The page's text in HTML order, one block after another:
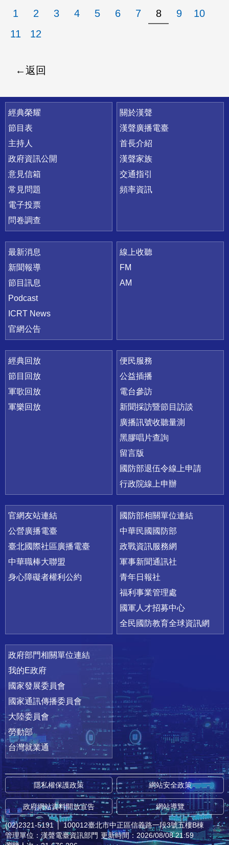
1 2 3 4 5 6 7 8 9
10
11
12
返回
快速連結
經典榮耀
節目表
主持人
政府資訊公開
意見信箱
常見問題
電子投票
問卷調查
關於漢聲
漢聲廣播電臺
首長介紹
漢聲家族
交通指引
頻率資訊
最新消息
新聞報導
節目訊息
Podcast
ICRT News
官網公告
線上收聽
FM
AM
經典回放
節目回放
軍歌回放
軍樂回放
便民服務
公益插播
電台參訪
新聞採訪暨節目訪談
廣播訊號收聽量測
黑膠唱片查詢
留言版
國防部退伍令線上申請
行政院線上申辦
官網友站連結
公營廣播電臺
臺北國際社區廣播電臺
中華職棒大聯盟
身心障礙者權利公約
國防部相關單位連結
中華民國國防部
政戰資訊服務網
軍事新聞通訊社
青年日報社
福利事業管理處
國軍人才招募中心
全民國防教育全球資訊網
政府部門相關單位連結
我的E政府
國家發展委員會
國家通訊傳播委員會
大陸委員會
勞動部
台灣就業通
隱私權保護政策 網站安全政策
政府網站資料開放宣告 網站導覽
(02)2321-5191 │ 100012臺北市中正區信義路一段3號五樓B棟
管理單位：漢聲電臺資訊部門 更新時間：2026/08/08 21:59